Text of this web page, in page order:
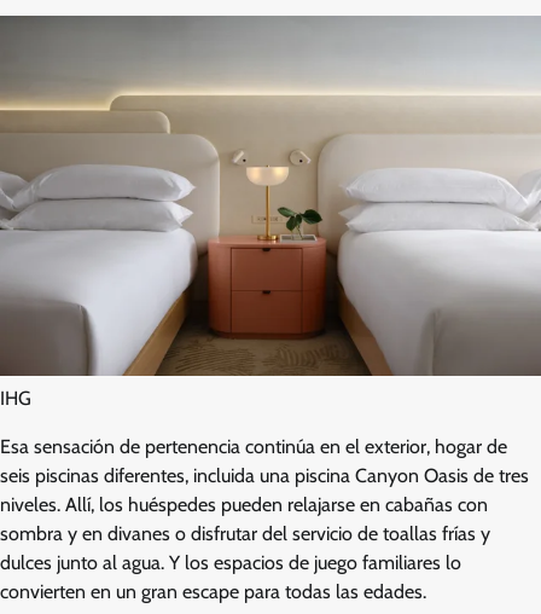
IHG
Esa sensación de pertenencia continúa en el exterior, hogar de
seis piscinas diferentes, incluida una piscina Canyon Oasis de tres
niveles. Allí, los huéspedes pueden relajarse en cabañas con
sombra y en divanes o disfrutar del servicio de toallas frías y
dulces junto al agua. Y los espacios de juego familiares lo
convierten en un gran escape para todas las edades.